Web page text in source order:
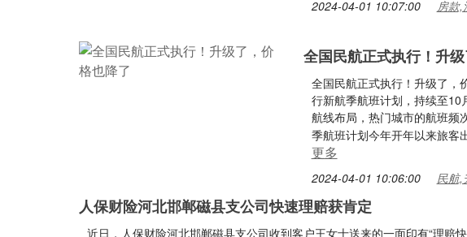
2024-04-01 10:07:00 房款,
全国民航正式执行！升
全国民航正式执行！升级了，
行新航季航班计划，持续至
航线布局，热门城市的航班频
季航班计划今年开年以来旅客
更多
2024-04-01 10:06:00 民航,
人保财险河北邯郸磁县支公司快速理赔获肯定
近日，人保财险河北邯郸磁县支公司收到客户王女士送来的一面印有“理赔